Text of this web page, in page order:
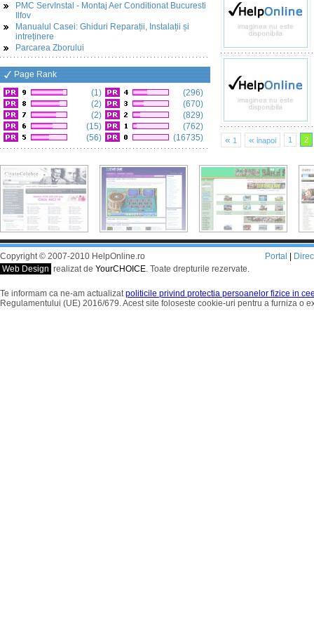
PMC ServInstal - Montaj Aer Conditionat Bucuresti
Ilfov
Manualul Casei: Ghiduri Reparații, Instalații și
intreținere
Parcarea Zborului
Page Rank
(1)
(2)
(2)
(15)
(56)
(296)
(670)
(829)
(762)
(16735)
« 1 « inapoi 1 2
Copyright © 2007-2010 HelpOnline.ro
Web Design realizat de YourCHOICE. Toate drepturile rezervate.
Portal
Te informam ca ne-am actualizatpoliticile privind protectia persoanelor fizice in
Regulamentului (UE) 2016/679. Acest site foloseste cookie-uri pentru a furniza o